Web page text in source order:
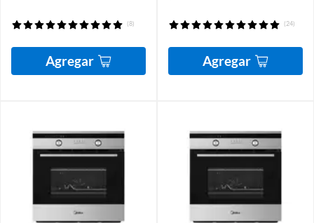
(8)
Agregar
(24)
Agregar